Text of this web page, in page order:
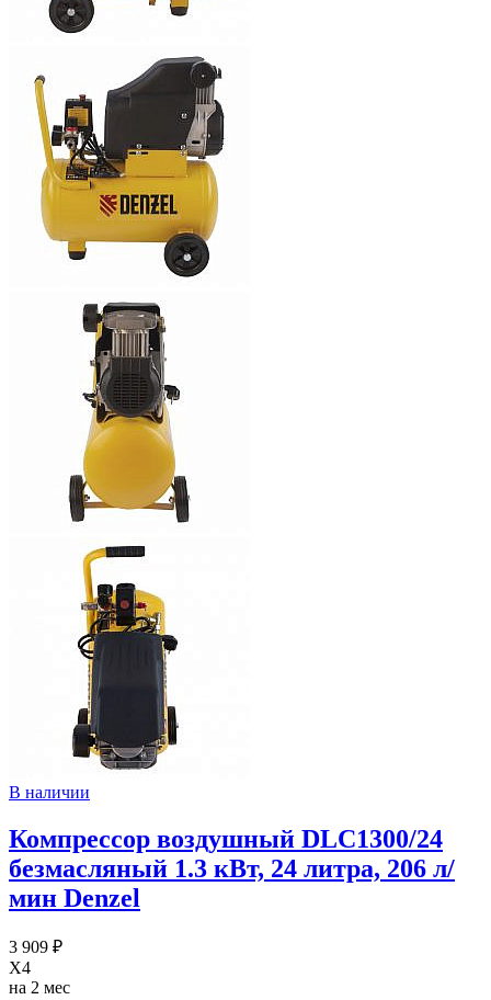
В наличии
Компрессор воздушный DLC1300/24
безмасляный 1.3 кВт, 24 литра, 206 л/
мин Denzel
3 909 ₽
X4
на 2 мес